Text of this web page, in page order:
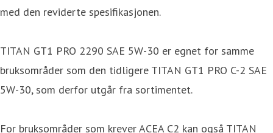
med den reviderte spesifikasjonen.
TITAN GT1 PRO 2290 SAE 5W-30 er egnet for samme
bruksområder som den tidligere TITAN GT1 PRO C-2 SAE
5W-30, som derfor utgår fra sortimentet.
For bruksområder som krever ACEA C2 kan også TITAN